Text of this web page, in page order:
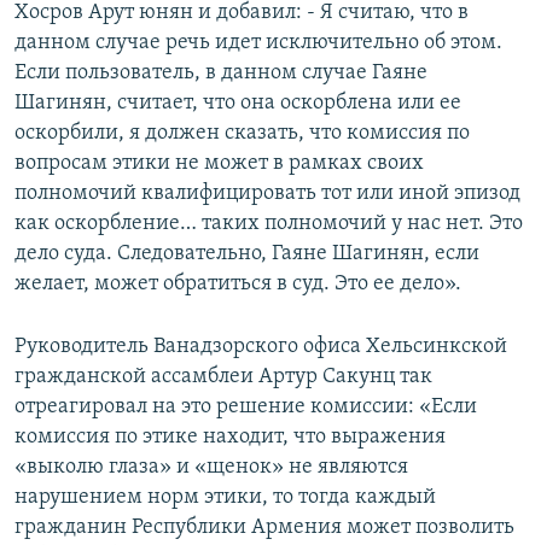
Хосров Арут юнян и добавил: - Я считаю, что в
данном случае речь идет исключительно об этом.
Если пользователь, в данном случае Гаяне
Шагинян, считает, что она оскорблена или ее
оскорбили, я должен сказать, что комиссия по
вопросам этики не может в рамках своих
полномочий квалифицировать тот или иной эпизод
как оскорбление… таких полномочий у нас нет. Это
дело суда. Следовательно, Гаяне Шагинян, если
желает, может обратиться в суд. Это ее дело».
Руководитель Ванадзорского офиса Хельсинкской
гражданской ассамблеи Артур Сакунц так
отреагировал на это решение комиссии: «Если
комиссия по этике находит, что выражения
«выколю глаза» и «щенок» не являются
нарушением норм этики, то тогда каждый
гражданин Республики Армения может позволить